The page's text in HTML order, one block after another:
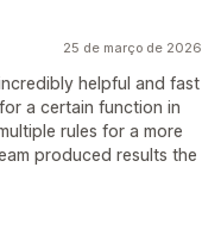
25 de março de 2026
helpful and fast
a certain function in
rules for a more
produced results the